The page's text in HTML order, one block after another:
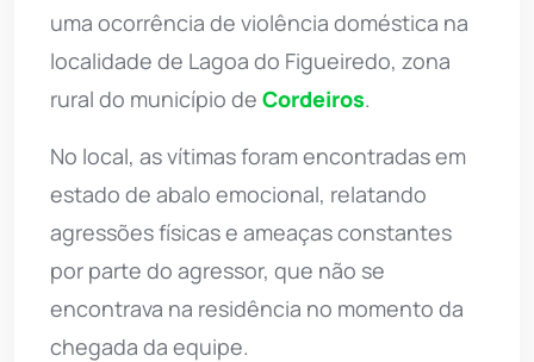
uma ocorrência de violência doméstica na
localidade de Lagoa do Figueiredo, zona
rural do município de Cordeiros.
No local, as vítimas foram encontradas em
estado de abalo emocional, relatando
agressões físicas e ameaças constantes
por parte do agressor, que não se
encontrava na residência no momento da
chegada da equipe.